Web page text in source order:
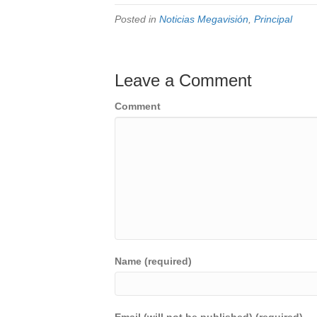
Posted in Noticias Megavisión Principal
Leave a Comment
Comment
Name (required)